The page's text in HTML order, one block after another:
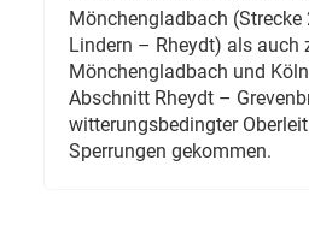
Mönchengladbach
Lindern – Rheydt) als auch
Mönchengladbach und
Abschnitt Rheydt –
witterungsbedingter
Sperrungen gekommen.